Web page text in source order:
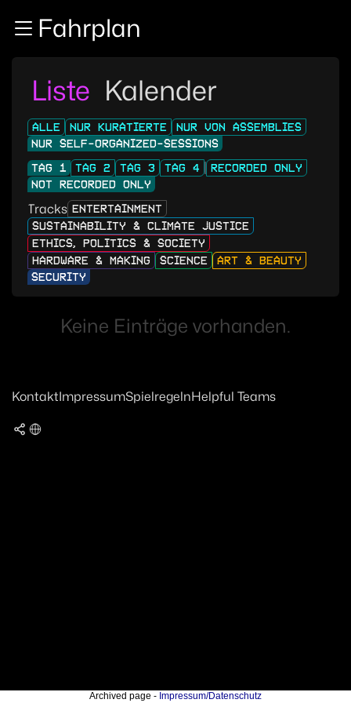
Zum InhaltFahrplan
Liste Kalender
ALLE NUR KURATIERTE
NUR VON ASSEMBLIES
NUR SELF-ORGANIZED-SESSIONS
TAG 1
TAG 2 TAG 3 TAG 4
RECORDED ONLY
NOT RECORDED ONLY
Tracks ENTERTAINMENT
SUSTAINABILITY & CLIMATE JUSTICE
ETHICS, POLITICS & SOCIETY
HARDWARE & MAKING
SCIENCE
ART & BEAUTY
SECURITY
Keine Einträge vorhanden.
KontaktImpressumSpielregelnHelpful Teams
Archived page - Impressum/Datenschutz